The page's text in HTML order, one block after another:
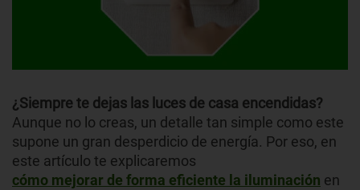
¿Siempre te dejas las luces de casa encendidas?
Aunque no lo creas, un detalle tan simple como este
supone un gran desperdicio de energía. Por eso, en
este artículo te explicaremos
cómo mejorar de forma eficiente la iluminación en